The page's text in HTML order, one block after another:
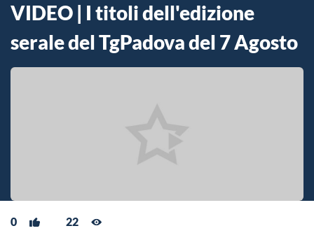
VIDEO | I titoli dell'edizione
serale del TgPadova del 7 Agosto
0 22